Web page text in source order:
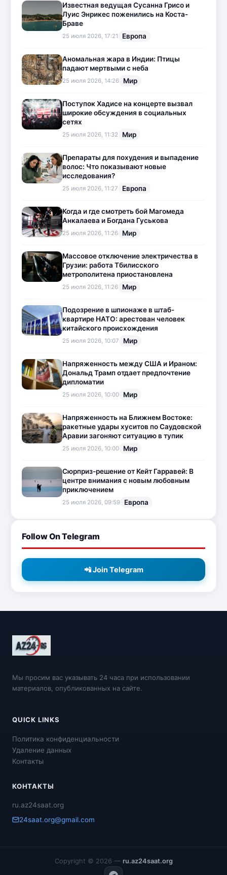
Известная ведущая Сусанна Грисо и
Луис Энрикес поженились на Коста-
Браве
25 июля 2026, 17:21 Европа
Аномальная жара в Индии: Птицы
падают мертвыми с неба
25 июля 2026, 14:26 Мир
Поступок Хадисе на концерте вызвал
широкие обсуждения в социальных
сетях
25 июля 2026, 11:32 Мир
Препараты для похудения и выпадение
волос: Что показывают новые
исследования?
25 июля 2026, 11:27 Европа
Когда и где смотреть бой Магомеда
Анкалаева и Богдана Гуськова
25 июля 2026, 11:26 Мир
Массовое отключение электричества в
Грузии: работа Тбилисского
метрополитена приостановлена
25 июля 2026, 11:26 Мир
Подозрение в шпионаже в штаб-
квартире НАТО: арестован человек
китайского происхождения
25 июля 2026, 10:07 Мир
Напряженность между США и Ираном:
Дональд Трамп отдает предпочтение
дипломатии
25 июля 2026, 10:00 Мир
Напряженность на Ближнем Востоке:
ракетные удары хуситов по Саудовской
Аравии загоняют ситуацию в тупик
25 июля 2026, 10:00 Мир
Сюрприз-решение от Кейт Гарравей: В
центре внимания с новым любовным
приключением
25 июля 2026, 09:59 Европа
Follow On Telegram
📲 Join Telegram
Мы просим вас указывать 24 часа при использовании
материалов, опубликованных на сайте.
QUICK LINKS
Политика конфиденциальности
Удаление данных
Контакты
КОНТАКТЫ
ru.az24saat.org
24saat.org@gmail.com
Copyright © 2026 — ru.az24saat.org